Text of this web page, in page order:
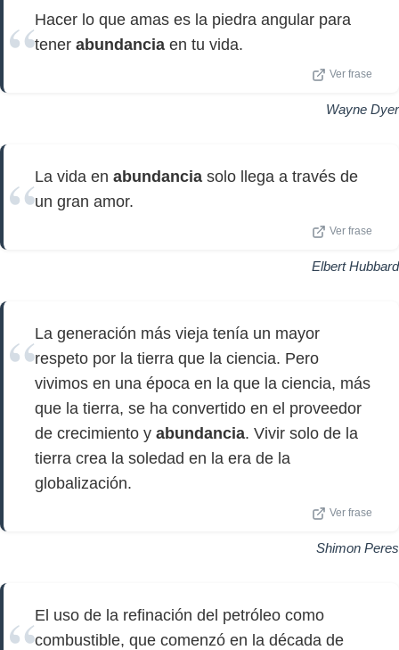
Hacer lo que amas es la piedra angular para
tener abundancia en tu vida.
Ver frase
Wayne Dyer
La vida en abundancia solo llega a través de
un gran amor.
Ver frase
Elbert Hubbard
La generación más vieja tenía un mayor
respeto por la tierra que la ciencia. Pero
vivimos en una época en la que la ciencia, más
que la tierra, se ha convertido en el proveedor
de crecimiento y abundancia. Vivir solo de la
tierra crea la soledad en la era de la
globalización.
Ver frase
Shimon Peres
El uso de la refinación del petróleo como
combustible, que comenzó en la década de